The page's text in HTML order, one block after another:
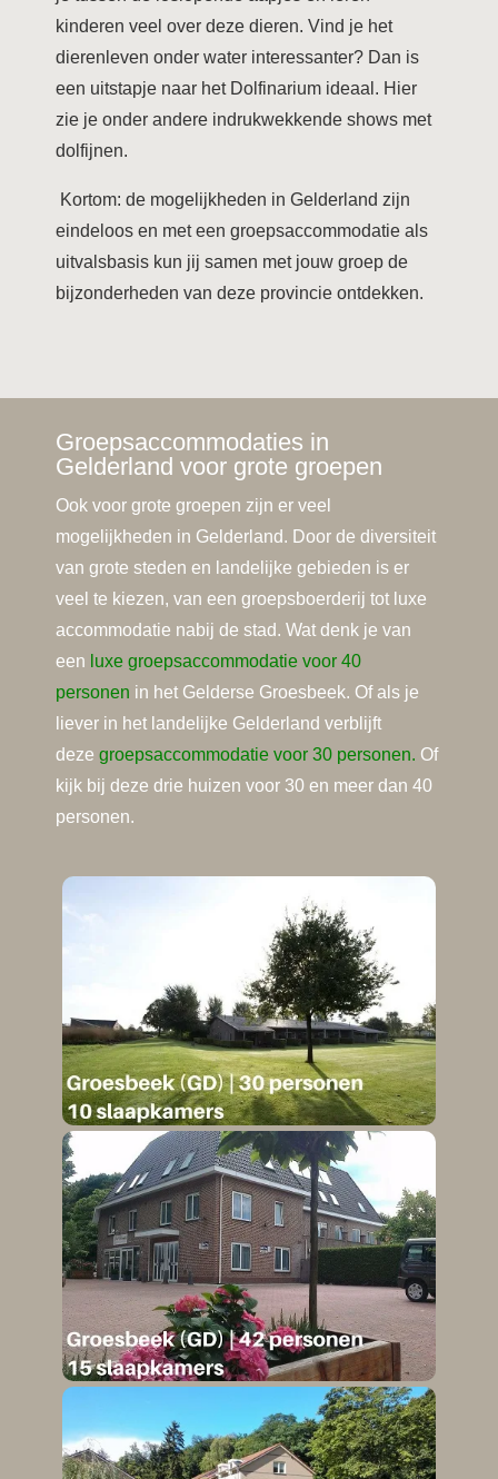
kinderen veel over deze dieren. Vind je het
dierenleven onder water interessanter? Dan is
een uitstapje naar het Dolfinarium ideaal. Hier
zie je onder andere indrukwekkende shows met
dolfijnen.
Kortom: de mogelijkheden in Gelderland zijn
eindeloos en met een groepsaccommodatie als
uitvalsbasis kun jij samen met jouw groep de
bijzonderheden van deze provincie ontdekken.
Groepsaccommodaties in
Gelderland voor grote groepen
Ook voor grote groepen zijn er veel
mogelijkheden in Gelderland. Door de diversiteit
van grote steden en landelijke gebieden is er
veel te kiezen, van een groepsboerderij tot luxe
accommodatie nabij de stad. Wat denk je van
een luxe groepsaccommodatie voor 40
personen in het Gelderse Groesbeek. Of als je
liever in het landelijke Gelderland verblijft
deze groepsaccommodatie voor 30 personen. Of
kijk bij deze drie huizen voor 30 en meer dan 40
personen.